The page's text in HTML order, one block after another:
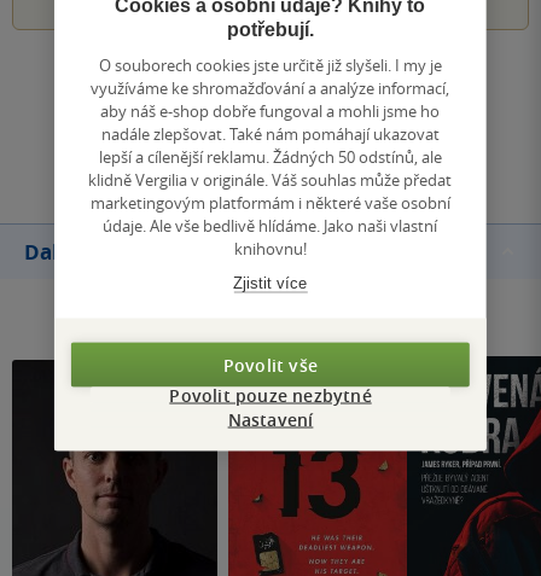
Zobrazit všechna hodnocení
Přidat hodnocení
Další knihy autora
Cookies a osobní údaje? Knihy to
potřebují.
O souborech cookies jste určitě již slyšeli. I my je
využíváme ke shromažďování a analýze informací,
aby náš e-shop dobře fungoval a mohli jsme ho
nadále zlepšovat. Také nám pomáhají ukazovat
lepší a cílenější reklamu. Žádných 50 odstínů, ale
klidně Vergilia v originále. Váš souhlas může předat
marketingovým platformám i některé vaše osobní
údaje. Ale vše bedlivě hlídáme. Jako naši vlastní
knihovnu!
Zjistit více
Povolit vše
Povolit pouze nezbytné
Nastavení